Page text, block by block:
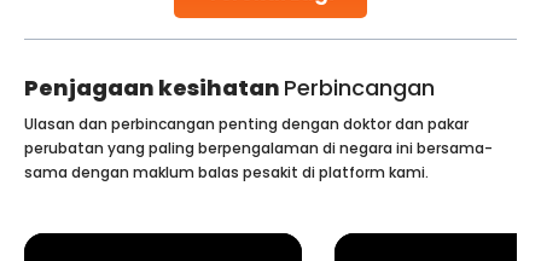
Penjagaan kesihatan Perbincangan
Ulasan dan perbincangan penting dengan doktor dan pakar
perubatan yang paling berpengalaman di negara ini bersama-
sama dengan maklum balas pesakit di platform kami.